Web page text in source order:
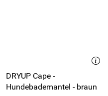
DRYUP Cape -
Hundebademantel - braun